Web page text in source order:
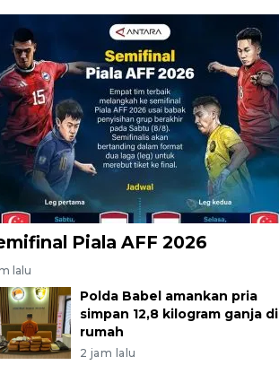
Piala AFF 2026
lalu
Polda Babel amankan pria
simpan 12,8 kilogram ganja di
rumah
2 jam lalu